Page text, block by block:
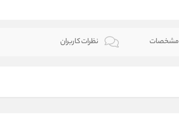
مشخصات نظرات کاربران